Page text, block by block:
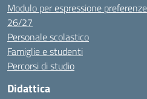
Modulo per espressione
26/27
Personale scolastico
Famiglie e studenti
Percorsi di studio
Didattica